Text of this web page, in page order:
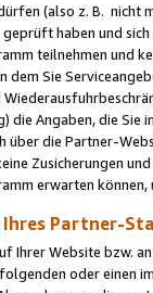
(also z. B. nicht
haben und sich
teilnehmen und
dem Sie
die Angaben, die Sie
über die Partner-
Zusicherungen
erwarten können,
Ihres Partner-
Ihrer Website bzw.
oder einen